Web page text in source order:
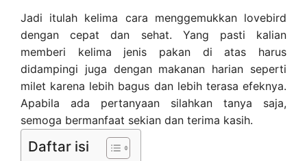
Jadi itulah kelima cara menggemukkan lovebird
dengan cepat dan sehat. Yang pasti kalian
memberi kelima jenis pakan di atas harus
didampingi juga dengan makanan harian seperti
milet karena lebih bagus dan lebih terasa efeknya.
Apabila ada pertanyaan silahkan tanya saja,
semoga bermanfaat sekian dan terima kasih.
Daftar isi